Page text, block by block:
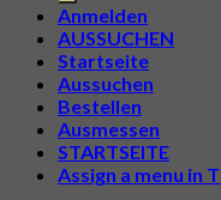
Anmelden
AUSSUCHEN
Startseite
Aussuchen
Bestellen
Ausmessen
STARTSEITE
Assign a menu in